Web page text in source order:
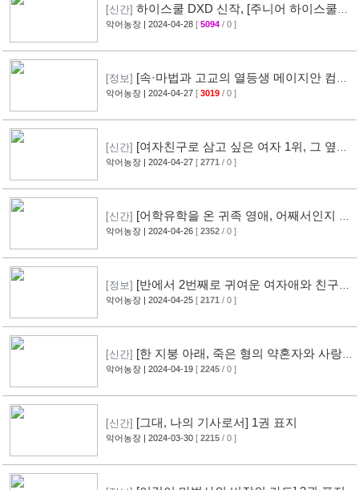
[신간] 하이스쿨 DXD 신작, [주니어 하이스쿨
DXD] 표지 [3]
악어농장 | 2024-04-28 [ 5094 / 0 ]
[정보] [속·마법과 고교의 열등생 메이지안 컴퍼
니] 8권 표지 [1]
악어농장 | 2024-04-27 [ 3019 / 0 ]
[신간] [여자친구로 삼고 싶은 여자 1위, 그 옆에
서 발견한 아마리 짱] 1권 표지
악어농장 | 2024-04-27 [ 2771 / 0 ]
[신간] [어학유학을 온 귀족 영애, 어째서인지 신
부수업만 하고 있다.] 1권 표지
악어농장 | 2024-04-26 [ 2352 / 0 ]
[정보] [반에서 2번째로 귀여운 여자애와 친구가
되었다] 6권 표지
악어농장 | 2024-04-25 [ 2171 / 0 ]
[신간] [한 지붕 아래, 죽은 형의 약혼자와 사랑
을 했다.] 1권 표지
악어농장 | 2024-04-19 [ 2245 / 0 ]
[신간] [그대, 나의 기사로서] 1권 표지
악어농장 | 2024-03-30 [ 2215 / 0 ]